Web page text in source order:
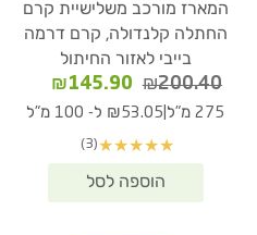
המארז מורכב משלישיית קרם
החתלה קלנדולה, קרם דרמה
בייבי לאזור החיתול
₪200.40
המחיר
המקורי
₪200.40.
₪145.90
הנוכחי
275 מ"ל ₪53.05 ל- 100 מ"ל
★
★
★
★
★
(3)